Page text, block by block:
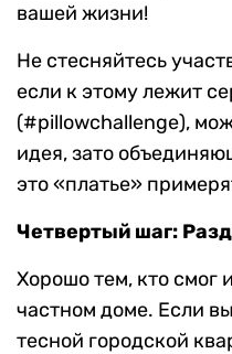
вашей жизни!
Не стесняйтесь
если к этому лежит
(#pillowchallenge),
идея, зато
это «платье»
Четвертый шаг:
Хорошо тем, кто смог
частном доме. Если
тесной городской